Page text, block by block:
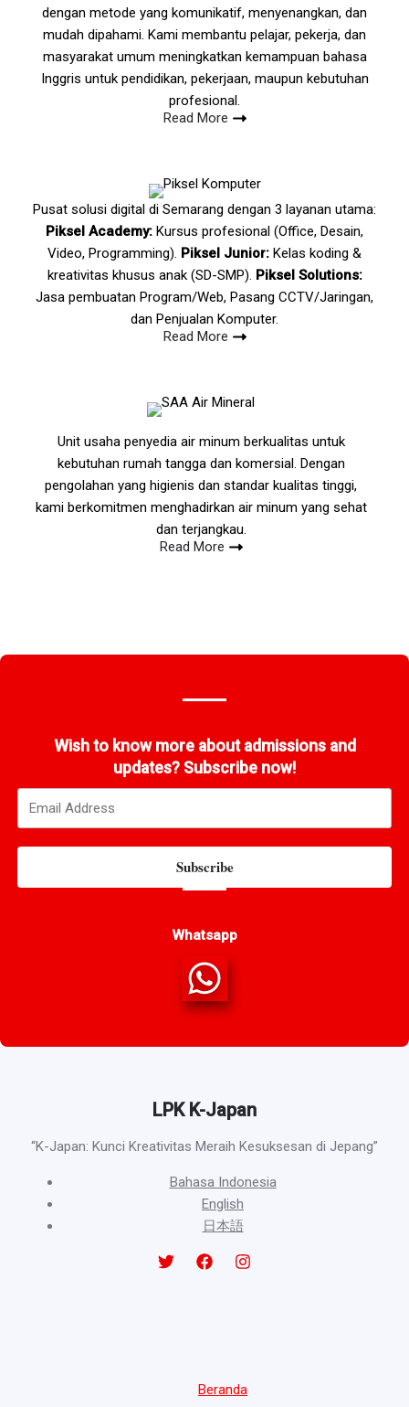
dengan metode yang komunikatif, menyenangkan, dan
mudah dipahami. Kami membantu pelajar, pekerja, dan
masyarakat umum meningkatkan kemampuan bahasa
Inggris untuk pendidikan, pekerjaan, maupun kebutuhan
profesional.
Read More
Pusat solusi digital di Semarang dengan 3 layanan utama:
Piksel Academy: Kursus profesional (Office, Desain,
Video, Programming). Piksel Junior: Kelas koding &
kreativitas khusus anak (SD-SMP). Piksel Solutions:
Jasa pembuatan Program/Web, Pasang CCTV/Jaringan,
dan Penjualan Komputer.
Read More
Unit usaha penyedia air minum berkualitas untuk
kebutuhan rumah tangga dan komersial. Dengan
pengolahan yang higienis dan standar kualitas tinggi,
kami berkomitmen menghadirkan air minum yang sehat
dan terjangkau.
Read More
Wish to know more about admissions and
updates? Subscribe now!
Subscribe
Whatsapp
LPK K-Japan
“K-Japan: Kunci Kreativitas Meraih Kesuksesan di Jepang”
Bahasa Indonesia
English
日本語
Beranda